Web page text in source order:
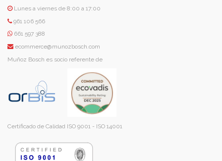
Lunes a viernes de 8:00 a 17:00
961 106 566
661 597 388
ecommerce@munozbosch.com
Muñoz Bosch es socio referente de
Certificado de Calidad ISO 9001 - ISO 14001